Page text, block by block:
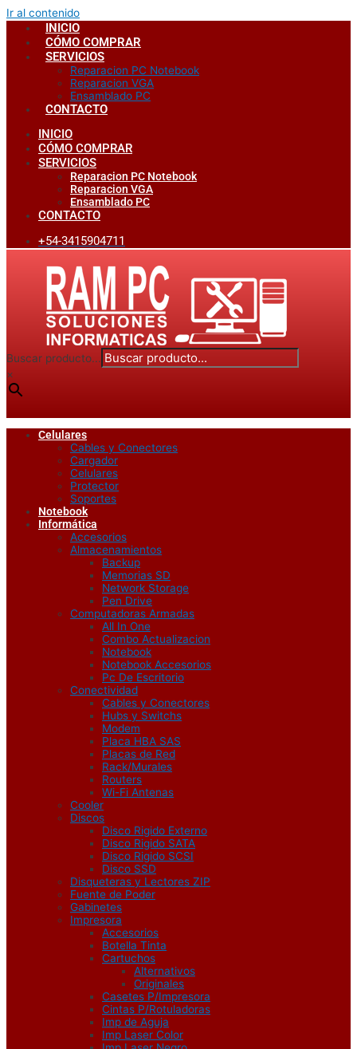
Ir al contenido
INICIO
CÓMO COMPRAR
SERVICIOS
Reparacion PC Notebook
Reparacion VGA
Ensamblado PC
CONTACTO
INICIO
CÓMO COMPRAR
SERVICIOS
Reparacion PC Notebook
Reparacion VGA
Ensamblado PC
CONTACTO
+54-3415904711
Buscar producto...
×
Celulares
Cables y Conectores
Cargador
Celulares
Protector
Soportes
Notebook
Informática
Accesorios
Almacenamientos
Backup
Memorias SD
Network Storage
Pen Drive
Computadoras Armadas
All In One
Combo Actualizacion
Notebook
Notebook Accesorios
Pc De Escritorio
Conectividad
Cables y Conectores
Hubs y Switchs
Modem
Placa HBA SAS
Placas de Red
Rack/Murales
Routers
Wi-Fi Antenas
Cooler
Discos
Disco Rigido Externo
Disco Rigido SATA
Disco Rigido SCSI
Disco SSD
Disqueteras y Lectores ZIP
Fuente de Poder
Gabinetes
Impresora
Accesorios
Botella Tinta
Cartuchos
Alternativos
Originales
Casetes P/Impresora
Cintas P/Rotuladoras
Imp de Aguja
Imp Laser Color